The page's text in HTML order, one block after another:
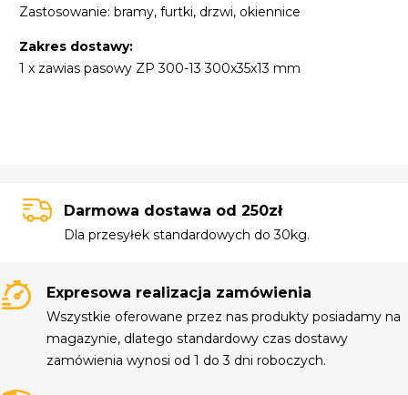
Zastosowanie: bramy, furtki, drzwi, okiennice
Zakres dostawy:
1 x zawias pasowy ZP 300-13 300x35x13 mm
Darmowa dostawa od 250zł
Dla przesyłek standardowych do 30kg.
Expresowa realizacja zamówienia
Wszystkie oferowane przez nas produkty posiadamy na
magazynie, dlatego standardowy czas dostawy
zamówienia wynosi od 1 do 3 dni roboczych.